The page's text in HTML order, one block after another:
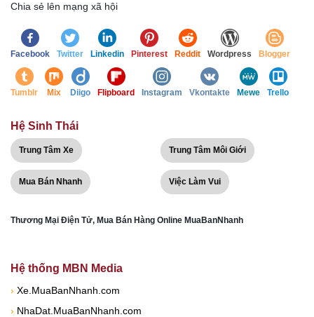
Chia sẻ lên mạng xã hội
Facebook Twitter Linkedin Pinterest Reddit Wordpress Blogger
Tumblr Mix Diigo Flipboard Instagram Vkontakte Mewe Trello
Hệ Sinh Thái
Trung Tâm Xe Trung Tâm Môi Giới
Mua Bán Nhanh Việc Làm Vui
Thương Mại Điện Tử, Mua Bán Hàng Online MuaBanNhanh
Hệ thống MBN Media
› Xe.MuaBanNhanh.com
› NhaDat.MuaBanNhanh.com